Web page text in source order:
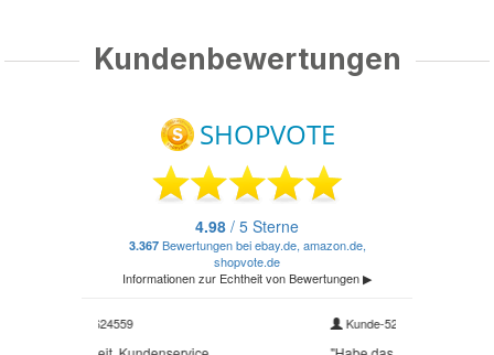
Kundenbewertungen